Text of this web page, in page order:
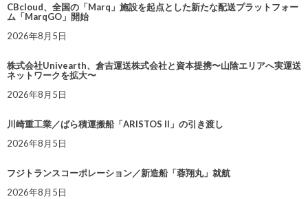
CBcloud、全国の「Marq」施設を起点とした新たな配送プラットフォー
ム「MarqGO」開始
2026年8月5日
株式会社Univearth、倉吉運送株式会社と資本提携〜山陰エリアへ実運送
ネットワークを拡大〜
2026年8月5日
川崎重工業／ばら積運搬船「ARISTOS II」の引き渡し
2026年8月5日
フジトランスコーポレーション／新造船「蓉翔丸」就航
2026年8月5日